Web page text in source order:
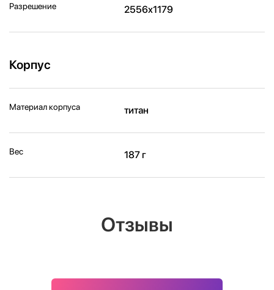
Разрешение 2556x1179
Корпус
Материал корпуса титан
Вес 187 г
Отзывы